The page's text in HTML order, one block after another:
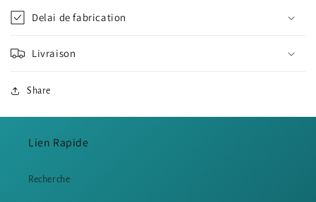
Delai de fabrication
Livraison
Share
Lien Rapide
Recherche